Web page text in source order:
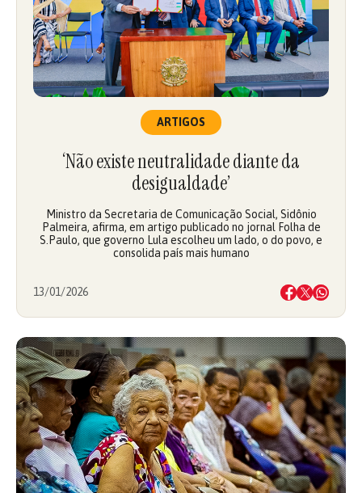
ARTIGOS
‘Não existe neutralidade diante da
desigualdade’
Ministro da Secretaria de Comunicação Social, Sidônio
Palmeira, afirma, em artigo publicado no jornal Folha de
S.Paulo, que governo Lula escolheu um lado, o do povo, e
consolida país mais humano
13/01/2026